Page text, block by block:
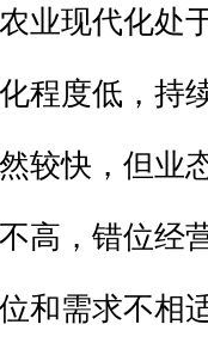
业现代化处
程度低，持
较快，但业
高，错位经
和需求不相